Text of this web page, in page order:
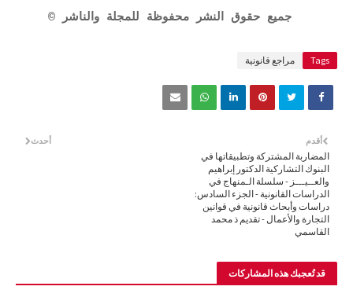
جميع حقوق النشر محفوظة للمجلة والناشر ©
Tags مراجع قانونية
أحدث أقدم
المضاربة المشتركة وتطبيقاتها في
البنوك التشاركية الدكتور إبراهيم
والعــيـــز - سلسلة الـمنهاج في
الدراسات القانونية - الجزء السادس:
دراسات وأبحاث قانونية في قوانين
التجارة والأعمال - تقديم ذ محمد
القاسمي
قد تُعجبك هذه المشاركات